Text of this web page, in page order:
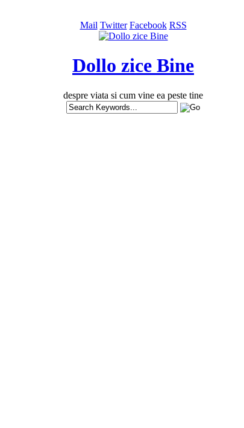
Mail Twitter Facebook RSS
Dollo zice Bine
despre viata si cum vine ea peste tine